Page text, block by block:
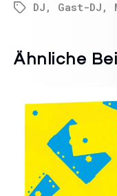
DJ , Gast-DJ ,
Ähnliche